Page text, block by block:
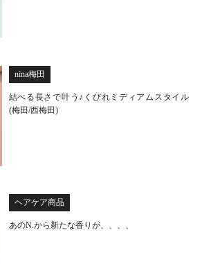
nina梅田
結べる長さで叶う♪くびれミディアムスタイル
(梅田/西梅田)
ヘアケア商品
あのN.から新たな香りが、、、、